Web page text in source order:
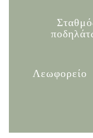
Λεωφορείο